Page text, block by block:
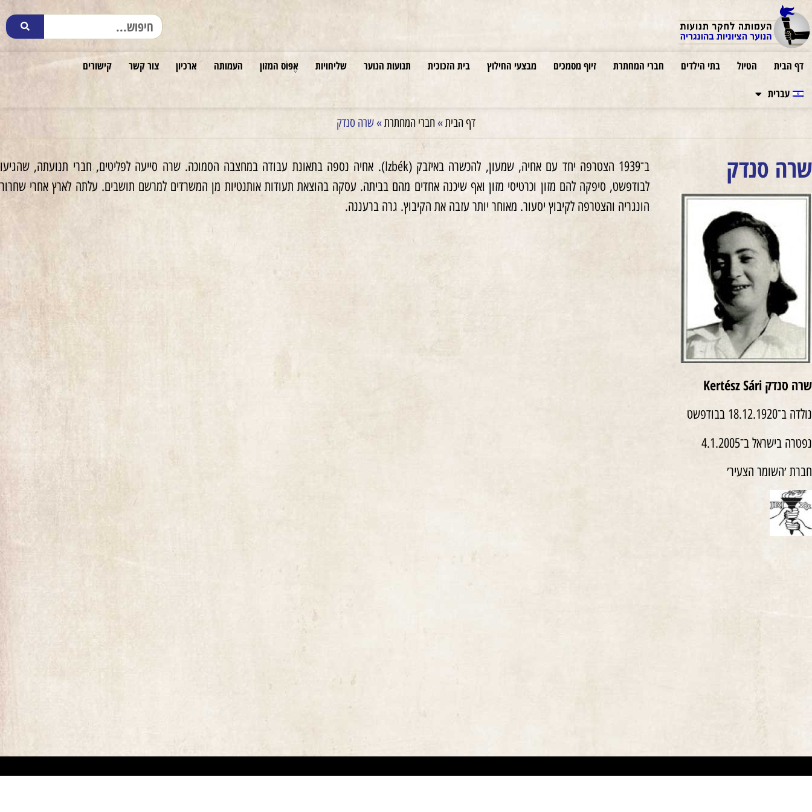
דף הבית הטיול בתי הילדים חברי המחתרת זיוף מסמכים מבצעי החילוץ בית הזכוכית תנועות הנוער שליחויות אֶפּוֹס המזון העמותה ארכיון צור קשר
קישורים
עברית
דף הבית» חברי המחתרת»שרה סנדק
שרה סנדק
שרה סנדק Kertész Sári
נולדה ב־18.12.1920 בבודפשט
נפטרה בישראל ב־4.1.2005
חברת ׳השומר הצעיר׳
ב־1939 הצטרפה יחד עם אחיה, שמעון, להכשרה באיזבק (Izbék). אחיה נספה בתאונת עבודה במחצבה הסמוכה. שרה סייעה לפליטים, חברי תנועתה, שהגיעו
לבודפשט, סיפקה להם מזון וכרטיסי מזון ואף שיכנה אחדים מהם בביתה. עסקה בהוצאת תעודות אותנטיות מן המשרדים למרשם תושבים. עלתה לארץ אחרי שחרור
הונגריה והצטרפה לקיבוץ יסעור. מאוחר יותר עזבה את הקיבוץ. גרה ברעננה.